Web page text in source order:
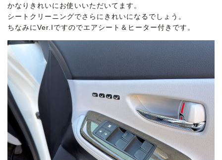
かなりきれいにお使いいただいてます。
シートクリーニングでさらにきれいになるでしょう。
ちなみにVer.Iですのでエアシート＆ヒーター付きです。